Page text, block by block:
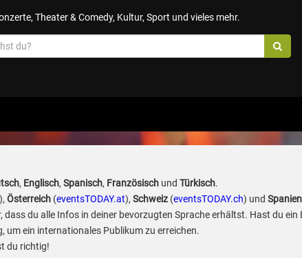
Theater & Comedy, Kultur, Sport und vieles mehr.
, Englisch, Spanisch, Französischund Türkisch.
Österreich(eventsTODAY.at), Schweiz(eventsTODAY.ch) und Spanien
du alle Infos in deiner bevorzugten Sprache erhältst. Hast du ein
um ein internationales Publikum zu erreichen.
du richtig!